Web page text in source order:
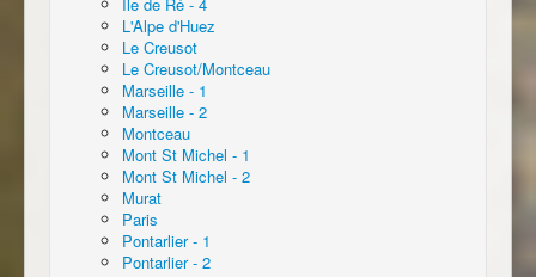
Ile de Ré - 4
L'Alpe d'Huez
Le Creusot
Le Creusot/Montceau
Marseille - 1
Marseille - 2
Montceau
Mont St Michel - 1
Mont St Michel - 2
Murat
Paris
Pontarlier - 1
Pontarlier - 2